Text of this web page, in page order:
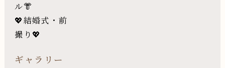
ル👘
💖結婚式・前
撮り💖
ギャラリー